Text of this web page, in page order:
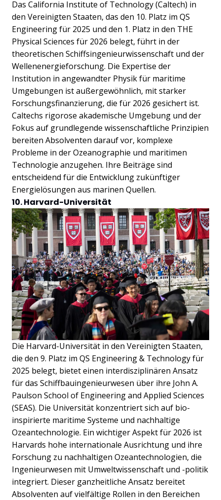
Das California Institute of Technology (Caltech) in
den Vereinigten Staaten, das den 10. Platz im QS
Engineering für 2025 und den 1. Platz in den THE
Physical Sciences für 2026 belegt, führt in der
theoretischen Schiffsingenieurwissenschaft und der
Wellenenergieforschung. Die Expertise der
Institution in angewandter Physik für maritime
Umgebungen ist außergewöhnlich, mit starker
Forschungsfinanzierung, die für 2026 gesichert ist.
Caltechs rigorose akademische Umgebung und der
Fokus auf grundlegende wissenschaftliche Prinzipien
bereiten Absolventen darauf vor, komplexe
Probleme in der Ozeanographie und maritimen
Technologie anzugehen. Ihre Beiträge sind
entscheidend für die Entwicklung zukünftiger
Energielösungen aus marinen Quellen.
10. Harvard-Universität
Die Harvard-Universität in den Vereinigten Staaten,
die den 9. Platz im QS Engineering & Technology für
2025 belegt, bietet einen interdisziplinären Ansatz
für das Schiffbauingenieurwesen über ihre John A.
Paulson School of Engineering and Applied Sciences
(SEAS). Die Universität konzentriert sich auf bio-
inspirierte maritime Systeme und nachhaltige
Ozeantechnologie. Ein wichtiger Aspekt für 2026 ist
Harvards hohe internationale Ausrichtung und ihre
Forschung zu nachhaltigen Ozeantechnologien, die
Ingenieurwesen mit Umweltwissenschaft und -politik
integriert. Dieser ganzheitliche Ansatz bereitet
Absolventen auf vielfältige Rollen in den Bereichen